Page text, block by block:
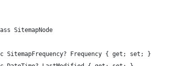
SitemapNode
SitemapFrequency? Frequency { get; set; }